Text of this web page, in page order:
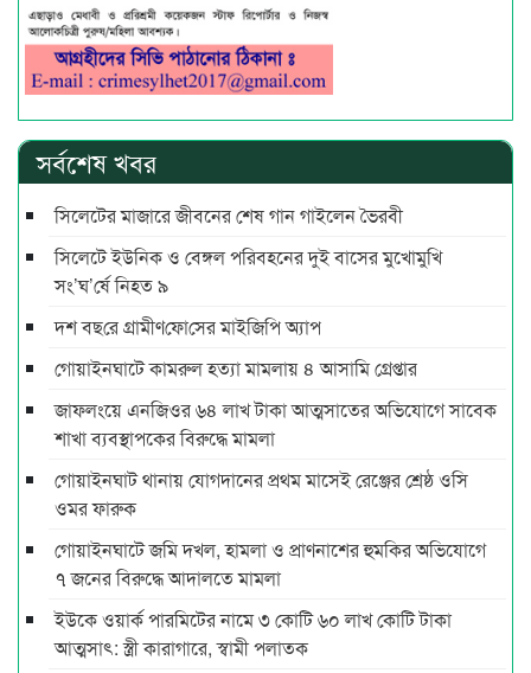
সর্বশেষ খবর
সিলেটের মাজারে জীবনের শেষ গান গাইলেন ভৈরবী
সিলেটে ইউনিক ও বেঙ্গল পরিবহনের দুই বাসের মুখোমুখি
সং’ঘ’র্ষে নিহত ৯
দশ বছ‌রে গ্রামীণ‌ফো‌সের মাইজিপি অ্যাপ
গোয়াইনঘাটে কামরুল হত্যা মামলায় ৪ আসামি গ্রেপ্তার
জাফলংয়ে এনজিওর ৬৪ লাখ টাকা আত্মসাতের অভিযোগে সাবেক
শাখা ব্যবস্থাপকের বিরুদ্ধে মামলা
গোয়াইনঘাট থানায় যোগদানের প্রথম মাসেই রেঞ্জের শ্রেষ্ঠ ওসি
ওমর ফারুক
গোয়াইনঘাটে জমি দখল, হামলা ও প্রাণনাশের হুমকির অভিযোগে
৭ জনের বিরুদ্ধে আদালতে মামলা
ইউকে ওয়ার্ক পারমিটের নামে ৩ কোটি ৬০ লাখ কোটি টাকা
আত্মসাৎ: স্ত্রী কারাগারে, স্বামী পলাতক